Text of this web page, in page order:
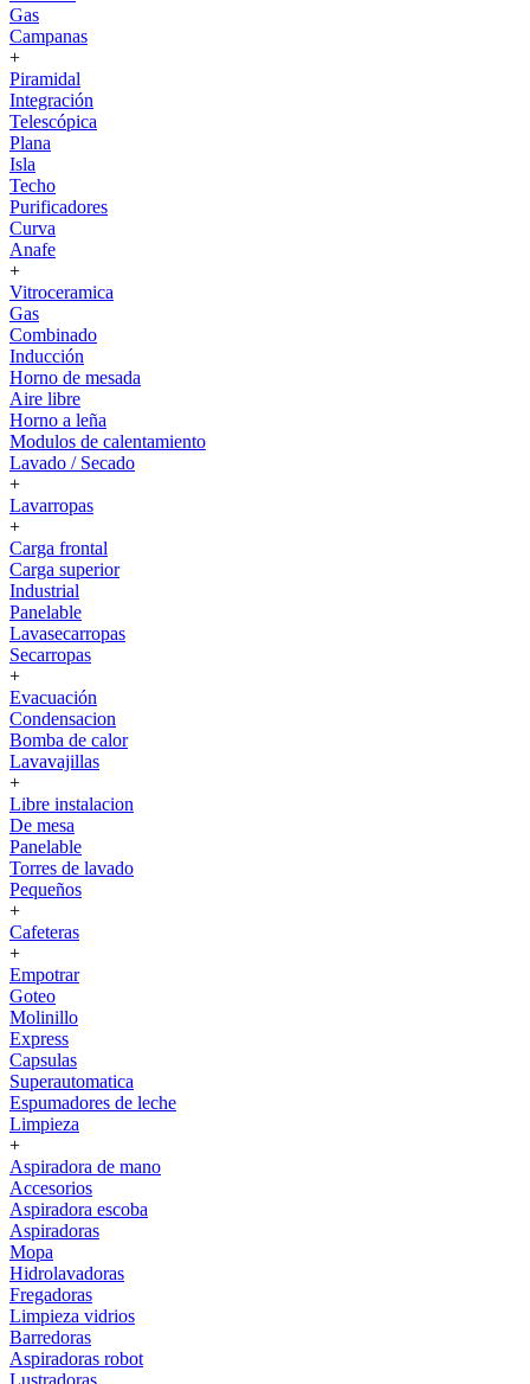
Gas
Campanas
+
Piramidal
Integración
Telescópica
Plana
Isla
Techo
Purificadores
Curva
Anafe
+
Vitroceramica
Gas
Combinado
Inducción
Horno de mesada
Aire libre
Horno a leña
Modulos de calentamiento
Lavado / Secado
+
Lavarropas
+
Carga frontal
Carga superior
Industrial
Panelable
Lavasecarropas
Secarropas
+
Evacuación
Condensacion
Bomba de calor
Lavavajillas
+
Libre instalacion
De mesa
Panelable
Torres de lavado
Pequeños
+
Cafeteras
+
Empotrar
Goteo
Molinillo
Express
Capsulas
Superautomatica
Espumadores de leche
Limpieza
+
Aspiradora de mano
Accesorios
Aspiradora escoba
Aspiradoras
Mopa
Hidrolavadoras
Fregadoras
Limpieza vidrios
Barredoras
Aspiradoras robot
Lustradoras